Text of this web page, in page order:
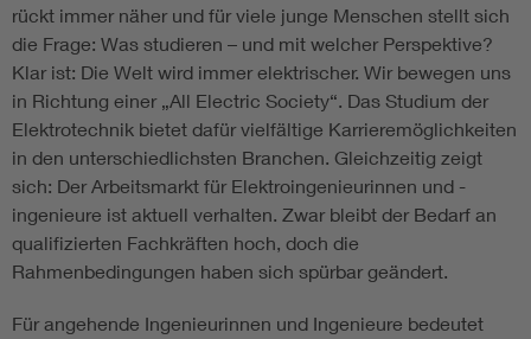
rückt immer näher und für viele junge Menschen stellt sich
die Frage: Was studieren – und mit welcher Perspektive?
Klar ist: Die Welt wird immer elektrischer. Wir bewegen uns
in Richtung einer „All Electric Society“. Das Studium der
Elektrotechnik bietet dafür vielfältige Karrieremöglichkeiten
in den unterschiedlichsten Branchen. Gleichzeitig zeigt
sich: Der Arbeitsmarkt für Elektroingenieurinnen und -
ingenieure ist aktuell verhalten. Zwar bleibt der Bedarf an
qualifizierten Fachkräften hoch, doch die
Rahmenbedingungen haben sich spürbar geändert.
Für angehende Ingenieurinnen und Ingenieure bedeutet